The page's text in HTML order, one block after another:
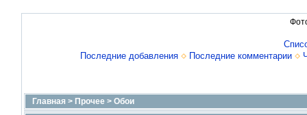
Последние добавления
Последние комментарии
Главная > Прочее> Обои